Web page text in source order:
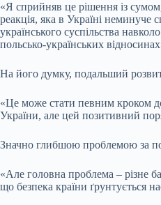
«Я сприйняв це рішення із
реакція, яка в Україні
українського суспільства
польсько-українських
На його думку, подальший
«Це може стати певним кроком
України, але цей позитивний
Значно глибшою проблемою за
«Але головна проблема – різне
що безпека країни ґрунтується